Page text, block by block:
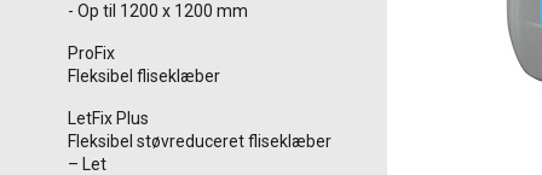
- Op til 1200 x 1200 mm
ProFix
Fleksibel fliseklæber
LetFix Plus
Fleksibel støvreduceret fliseklæber
– Let